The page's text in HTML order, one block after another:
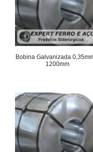
Bobina Galvanizada
1200mm